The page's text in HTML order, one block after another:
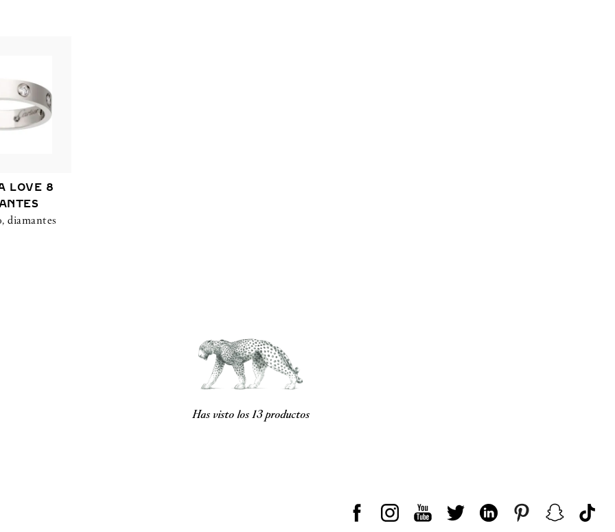
LOVE 8
diamantes
Has visto los 13